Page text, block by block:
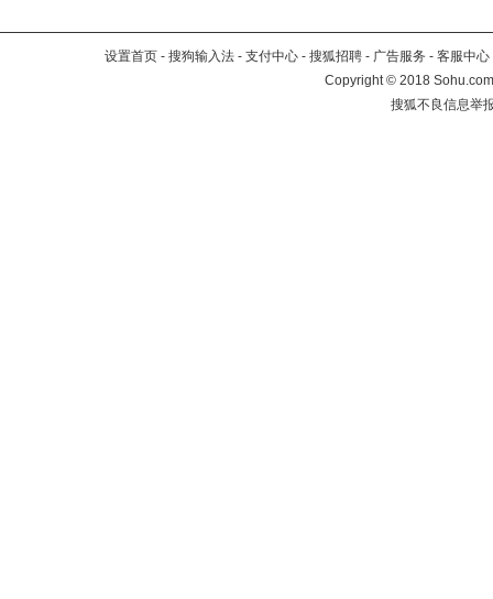
设置首页 - 搜狗输入法 - 支付中心 - 搜狐招聘 - 广告服务 - 客服中心
Copyright©2018
搜狐不良信息举